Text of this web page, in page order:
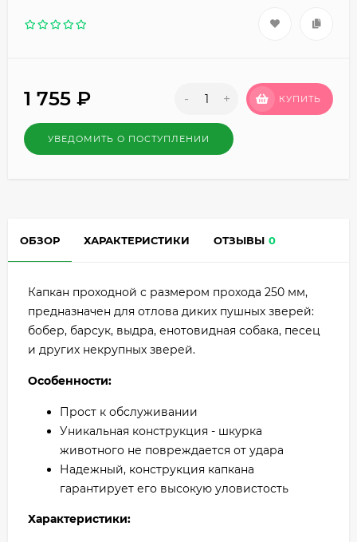
1 755 ₽ - + КУПИТЬ
УВЕДОМИТЬ О ПОСТУПЛЕНИИ
ОБЗОР ХАРАКТЕРИСТИКИ ОТЗЫВЫ 0
Капкан проходной с размером прохода 250 мм,
предназначен для отлова диких пушных зверей:
бобер, барсук, выдра, енотовидная собака, песец
и других некрупных зверей.
Особенности:
Прост к обслуживании
Уникальная конструкция - шкурка
животного не повреждается от удара
Надежный, конструкция капкана
гарантирует его высокую уловистость
Характеристики: